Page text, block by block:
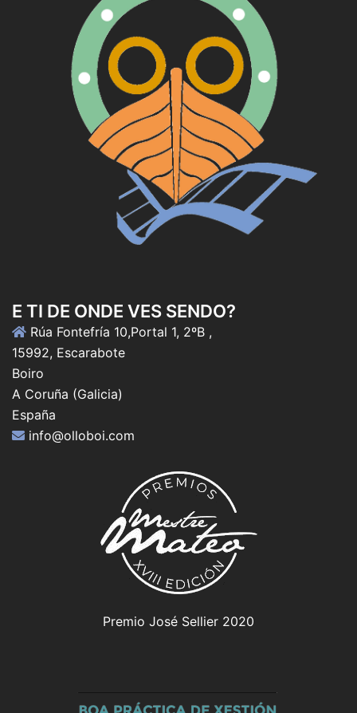
E TI DE ONDE VES SENDO?
Rúa Fontefría 10,Portal 1, 2ºB ,
15992, Escarabote
Boiro
A Coruña (Galicia)
España
info@olloboi.com
Premio José Sellier 2020